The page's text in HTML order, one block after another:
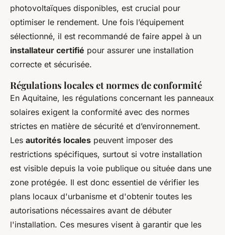
photovoltaïques disponibles, est crucial pour
optimiser le rendement. Une fois l’équipement
sélectionné, il est recommandé de faire appel à un
installateur certifié pour assurer une installation
correcte et sécurisée.
Régulations locales et normes de conformité
En Aquitaine, les régulations concernant les panneaux
solaires exigent la conformité avec des normes
strictes en matière de sécurité et d’environnement.
Les autorités locales peuvent imposer des
restrictions spécifiques, surtout si votre installation
est visible depuis la voie publique ou située dans une
zone protégée. Il est donc essentiel de vérifier les
plans locaux d'urbanisme et d'obtenir toutes les
autorisations nécessaires avant de débuter
l'installation. Ces mesures visent à garantir que les